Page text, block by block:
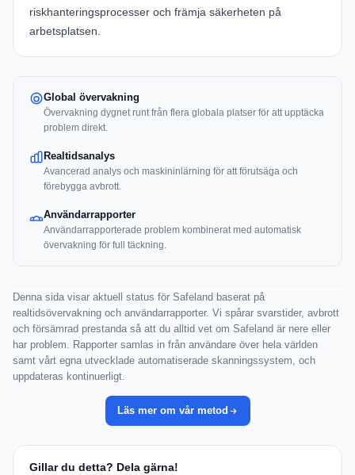
riskhanteringsprocesser och främja säkerheten på
arbetsplatsen.
Global övervakning
Övervakning dygnet runt från flera globala platser för att upptäcka
problem direkt.
Realtidsanalys
Avancerad analys och maskininlärning för att förutsäga och
förebygga avbrott.
Användarrapporter
Användarrapporterade problem kombinerat med automatisk
övervakning för full täckning.
Denna sida visar aktuell status för Safeland baserat på
realtidsövervakning och användarrapporter. Vi spårar svarstider, avbrott
och försämrad prestanda så att du alltid vet om Safeland är nere eller
har problem. Rapporter samlas in från användare över hela världen
samt vårt egna utvecklade automatiserade skanningssystem, och
uppdateras kontinuerligt.
Läs mer om vår metod
Gillar du detta? Dela gärna!